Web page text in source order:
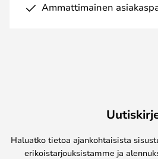
Ammattimainen
Haluatko tietoa ajankohtaisista
erikoistarjouksistamme ja